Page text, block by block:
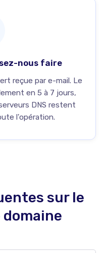
nous faire
reçue par e-mail. Le
en 5 à 7 jours,
DNS restent
l'opération.
sur le